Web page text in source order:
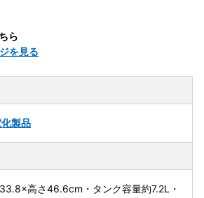
ら
を見る
製品
高さ46.6cm・タンク容量約7.2L・